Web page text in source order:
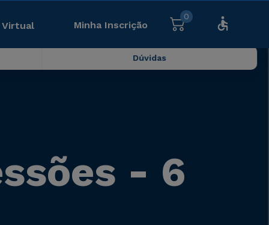
Virtual Minha Inscrição
0
Dúvidas
- 6